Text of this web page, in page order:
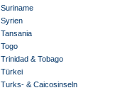
Suriname
Syrien
Tansania
Togo
Trinidad & Tobago
Türkei
Turks- & Caicosinseln